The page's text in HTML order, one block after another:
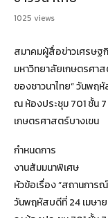
1025 views
สมาคมผู้สื่อข่าวเศรษฐ
มหาวิทยาลัยเกษตรศา
ของชาวนาไทย” วันพฤ
ณ ห้องประชุม 701 ชั้น
เกษตรศาสตร์บางเขน
กำหนดการ
งานสัมมนาพิเศษ
หัวข้อเรื่อง “สถานการ
วันพฤหัสบดีที่ 24 เมษา